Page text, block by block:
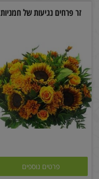
זר פרחים נגיעות של חמניות
פרטים נוספים